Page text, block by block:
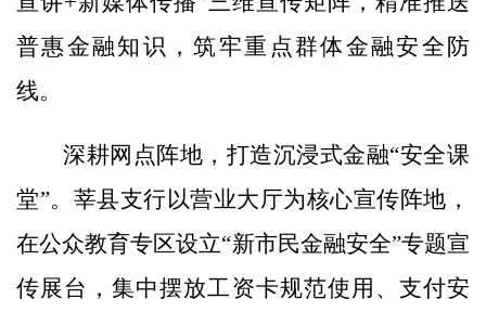
普惠金融知识，筑牢重点群体金融安全防
线。
深耕网点阵地，打造沉浸式金融“安全课
堂”。莘县支行以营业大厅为核心宣传阵地，
在公众教育专区设立“新市民金融安全”专题宣
传展台，集中摆放工资卡规范使用、支付安